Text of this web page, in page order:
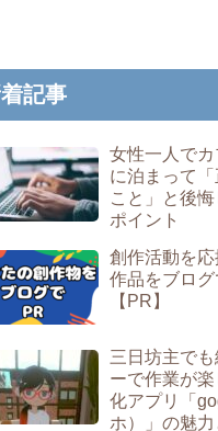
記事
女性一人で
に泊まって
こと」と後
ポイント
創作活動を
作品をブロ
【PR】
三日坊主で
ーで作業が
化アプリ「
ホ）」の魅力